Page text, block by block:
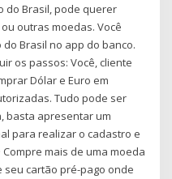
do Brasil, pode querer
outras moedas. Você
Brasil no app do banco.
os passos: Você, cliente
Dólar e Euro em
Tudo pode ser
basta apresentar um
para realizar o cadastro e
mais de uma moeda
cartão pré-pago onde